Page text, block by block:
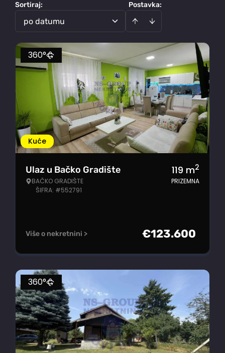
Postavka:
Sortiraj:
po datumu
Kuće
360°
Ulaz u Bačko Gradište
BAČKO GRADIŠTE
ŠIFRA: #552791
119 m2
PRIZEMNA
Više o nekretnini > €123.600
360°